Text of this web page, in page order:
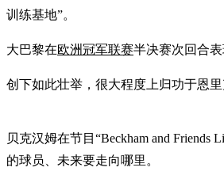
训练基地”。
大巴黎在欧洲冠军联赛半决赛次回合
创下如此壮举，很大程度上归功于恩
贝克汉姆在节目“Beckham and
的球员、未来要走向哪里。